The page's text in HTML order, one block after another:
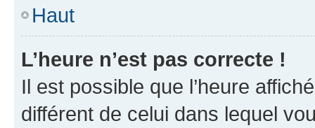
Haut
L’heure n’est pas correcte !
Il est possible que l’heure
différent de celui dans lequel